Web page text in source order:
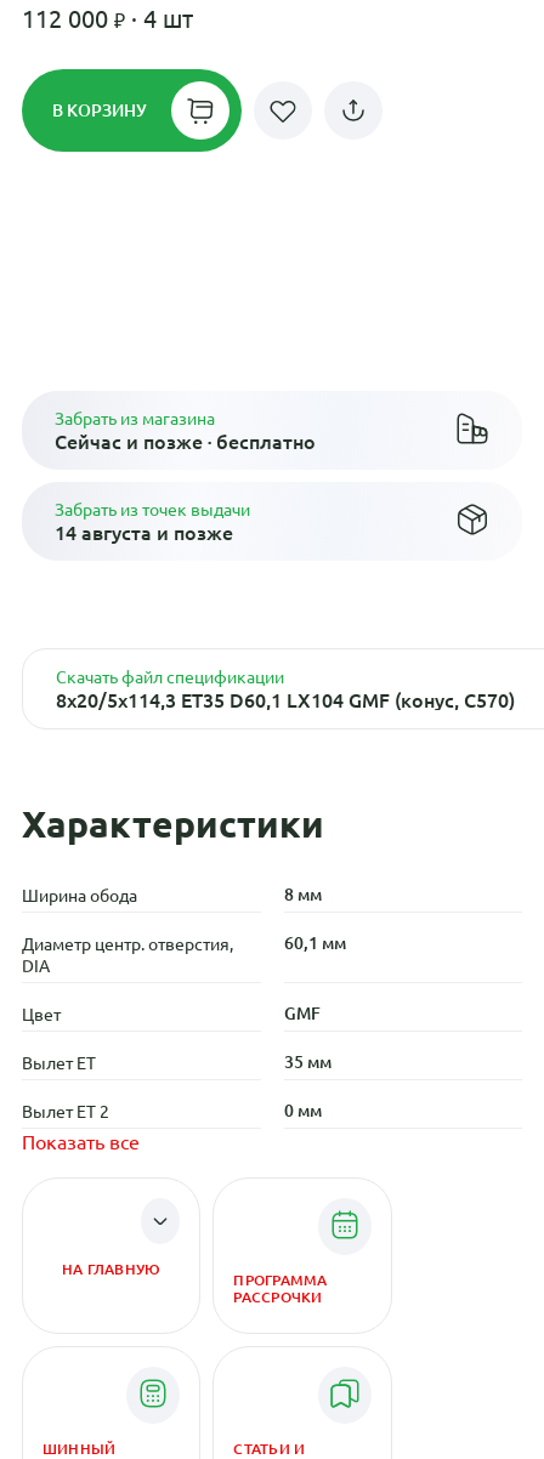
112 000 · 4 шт
В КОРЗИНУ
Забрать из магазина
Сейчас и позже · бесплатно
Забрать из точек выдачи
14 августа и позже
Скачать файл спецификации
8x20/5x114,3 ET35 D60,1 LX104 GMF (конус, C570)
Характеристики
Ширина обода 8 мм
Диаметр центр. отверстия,
DIA
60,1 мм
Цвет GMF
Вылет ET 35 мм
Вылет ET 2 0 мм
Показать все
НА ГЛАВНУЮ
ПРОГРАММА
РАССРОЧКИ
ШИННЫЙ
СТАТЬИ И